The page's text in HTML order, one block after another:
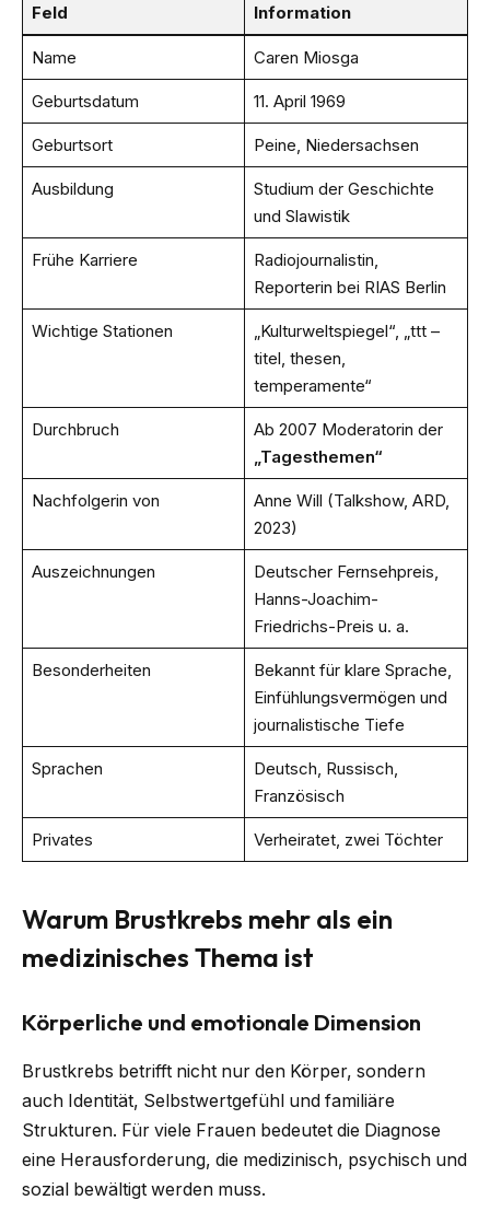
Feld Information
Name Caren Miosga
Geburtsdatum 11. April 1969
Geburtsort Peine, Niedersachsen
Ausbildung
Studium der Geschichte
und Slawistik
Frühe Karriere
Radiojournalistin,
Reporterin bei RIAS Berlin
Wichtige Stationen
„Kulturweltspiegel“, „ttt –
titel, thesen,
temperamente“
Durchbruch
Ab 2007 Moderatorin der
„Tagesthemen“
Nachfolgerin von
Anne Will (Talkshow, ARD,
2023)
Auszeichnungen
Deutscher Fernsehpreis,
Hanns-Joachim-
Friedrichs-Preis u. a.
Besonderheiten
Bekannt für klare Sprache,
Einfühlungsvermögen und
journalistische Tiefe
Sprachen
Deutsch, Russisch,
Französisch
Privates Verheiratet, zwei Töchter
Warum Brustkrebs mehr als ein
medizinisches Thema ist
Körperliche und emotionale Dimension
Brustkrebs betrifft nicht nur den Körper, sondern
auch Identität, Selbstwertgefühl und familiäre
Strukturen. Für viele Frauen bedeutet die Diagnose
eine Herausforderung, die medizinisch, psychisch und
sozial bewältigt werden muss.